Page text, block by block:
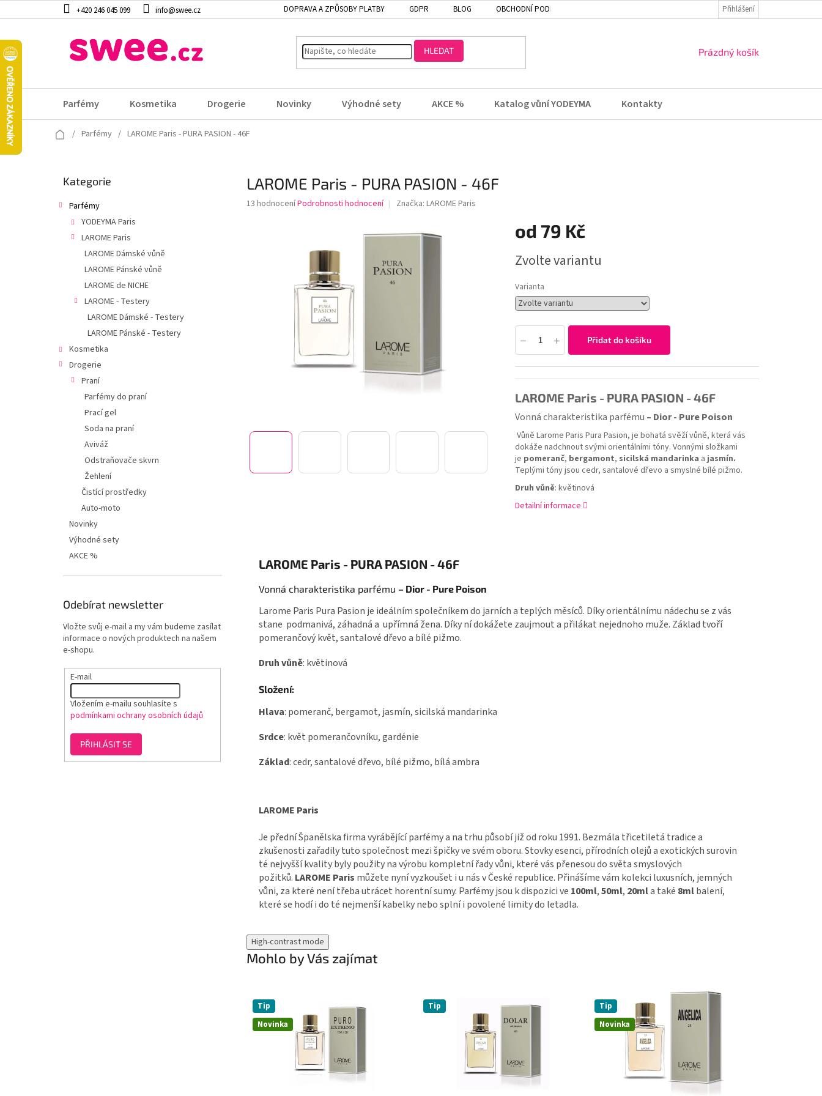
na
+420 246 045 099 info@swee.cz DOPRAVA A ZPŮSOBY PLATBY GDPR BLOG OBCHODNÍ PODMÍNKY Přihlášení
HLEDAT
NÁKUPNÍ
Prázdný košík
Parfémy Kosmetika Drogerie Novinky Výhodné sety AKCE % Katalog vůní YODEYMA Kontakty
Domů
/ Parfémy / LAROME Paris - PURA PASION - 46F
Přeskočit
Kategorie
Parfémy
YODEYMA Paris
LAROME Paris
LAROME Dámské vůně
LAROME Pánské vůně
LAROME de NICHE
LAROME - Testery
LAROME Dámské - Testery
LAROME Pánské - Testery
Kosmetika
Drogerie
Praní
Parfémy do praní
Prací gel
Soda na praní
Aviváž
Odstraňovače skvrn
Žehlení
Čistící prostředky
Auto-moto
Novinky
Výhodné sety
AKCE %
Odebírat newsletter
Vložte svůj e-mail a my vám budeme zasílat
informace o nových produktech na našem
e-shopu.
E-mail
Vložením e-mailu souhlasíte s
podmínkami ochrany osobních údajů
PŘIHLÁSIT SE
LAROME Paris - PURA PASION - 46F
Průměrné
13 hodnoceníPodrobnosti hodnocení Značka: LAROME Paris
od 79 Kč
Zvolte variantu
Varianta
Přidat do košíku
LAROME Paris - PURA PASION - 46F
Vonná charakteristika parfému – Dior - Pure Poison
Vůně Larome Paris Pura Pasion, je bohatá svěží vůně, která vás
dokáže nadchnout svými orientálními tóny. Vonnými složkami
je pomeranč, bergamont, sicilská mandarinka ajasmín.
Teplými tóny jsou cedr, santalové dřevo a smyslné bílé pižmo.
Druh vůně: květinová
Detailní informace
LAROME Paris - PURA PASION - 46F
Vonná charakteristika parfému – Dior - Pure Poison
Larome Paris Pura Pasion je ideálním společníkem do jarních a teplých měsíců. Díky orientálnímu nádechu se z vás
stane podmanivá, záhadná a upřímná žena. Díky ní dokážete zaujmout a přilákat nejednoho muže. Základ tvoří
pomerančový květ, santalové dřevo a bílé pižmo.
Druh vůně: květinová
Složení:
Hlava: pomeranč, bergamot, jasmín, sicilská mandarinka
Srdce: květ pomerančovníku, gardénie
Základ: cedr, santalové dřevo, bílé pižmo, bílá ambra
LAROME Paris
Je přední Španělska firma vyrábějící parfémy a na trhu působí již od roku 1991. Bezmála třicetiletá tradice a
zkušenosti zařadily tuto společnost mezi špičky ve svém oboru. Stovky esenci, přírodních olejů a exotických surovin
té nejvyšší kvality byly použity na výrobu kompletní řady vůni, které vás přenesou do světa smyslových
požitků. LAROME Paris můžete nyní vyzkoušet i u nás v České republice. Přinášíme vám kolekci luxusních, jemných
vůni, za které není třeba utrácet horentní sumy. Parfémy jsou k dispozici ve 100ml,50ml, 20mla také 8mlbalení,
které se hodí i do té nejmenší kabelky nebo splní i povolené limity do letadla.
High-contrast mode
Mohlo by Vás zajímat
Novinka
Tip Tip
Novinka
Tip